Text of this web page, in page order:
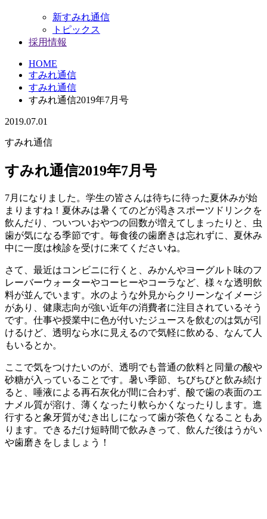
新すみれ通信
トピックス
採用情報
HOME
すみれ通信
すみれ通信
すみれ通信2019年7月号
2019.07.01
すみれ通信
すみれ通信2019年7月号
7月になりました。学生の皆さんは待ちに待った夏休みが始
まりますね！夏休みは暑くてのどが渇きスポーツドリンクを
飲んだり、ついついおやつの回数が増えてしまったりと、虫
歯が気になる季節です。毎食後の歯磨きは忘れずに、夏休み
中に一度は検診を受けに来てくださいね。
さて、最近はコンビニに行くと、みかんやヨーグルト味のフ
レーバーウォーターやコーヒーやコーラなど、様々な透明飲
料が並んでいます。水のような外見からクリーンなイメージ
があり、健康志向が強い近年の消費者に注目されているそう
です。仕事や授業中に色が付いたジュースを飲むのは気が引
けるけど、透明なら水に見えるので気軽に飲める、なんて人
もいるとか。
ここで気をつけたいのが、透明でも普通の飲料と同量の酸や
砂糖が入っていることです。暑い季節、ちびちびと飲み続け
ると、唾液による再石灰化が間に合わず、酸で歯の表面のエ
ナメル質が溶け、薄くなったり軟らかくなったりします。進
行すると象牙質がむき出しになって歯が茶色くなることもあ
ります。できるだけ短時間で飲みきって、飲んだ後はうがい
や歯磨きをしましょう！